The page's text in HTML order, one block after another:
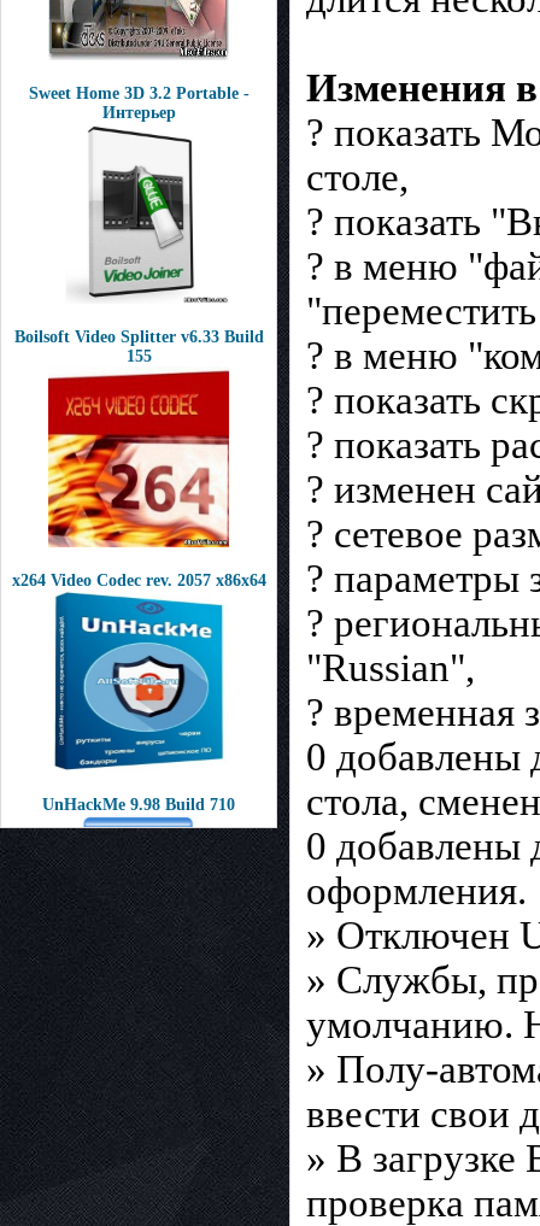
Sweet Home 3D 3.2 Portable -
Интерьер
Boilsoft Video Splitter v6.33 Build
155
x264 Video Codec rev. 2057 x86x64
UnHackMe 9.98 Build 710
Изменения
? показать
столе,
? показать
? в меню
? в меню
? показать
? показать
? изменен
? сетевое
? параметры
?
"Russian",
? временная
0 добавлены
стола,
0 добавлены
оформления.
» Отключен
» Службы,
умолчанию.
» Полу-
ввести свои
» В загрузке
проверка